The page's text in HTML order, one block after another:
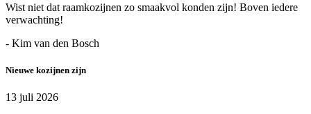
Wist niet dat raamkozijnen zo smaakvol konden zijn! Boven iedere
verwachting!
- Kim van den Bosch
Nieuwe kozijnen zijn
13 juli 2026